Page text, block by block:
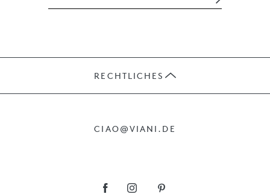
RECHTLICHES
CIAO@VIANI.DE